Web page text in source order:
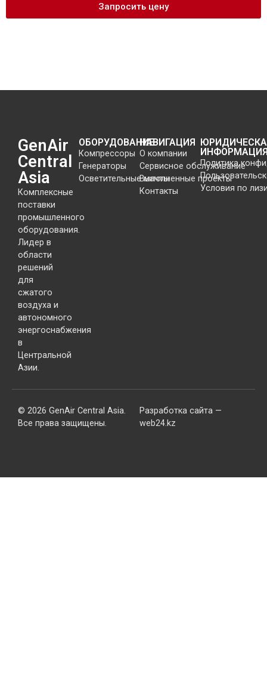
Запросить цену
GenAir
Central
Asia
Комплексные
поставки
промышленного
оборудования.
Лидер в
области
решений
для
сжатого
воздуха и
автономного
энергоснабжения
в
Центральной
Азии.
ОБОРУДОВАНИЕ
Компрессоры
Генераторы
Осветительные мачты
НАВИГАЦИЯ
О компании
Сервисное обслуживание
Выполненные проекты
Контакты
Политика
Условия по
© 2026 GenAir Central Asia.
Все права защищены.
Разработка сайта —
web24.kz